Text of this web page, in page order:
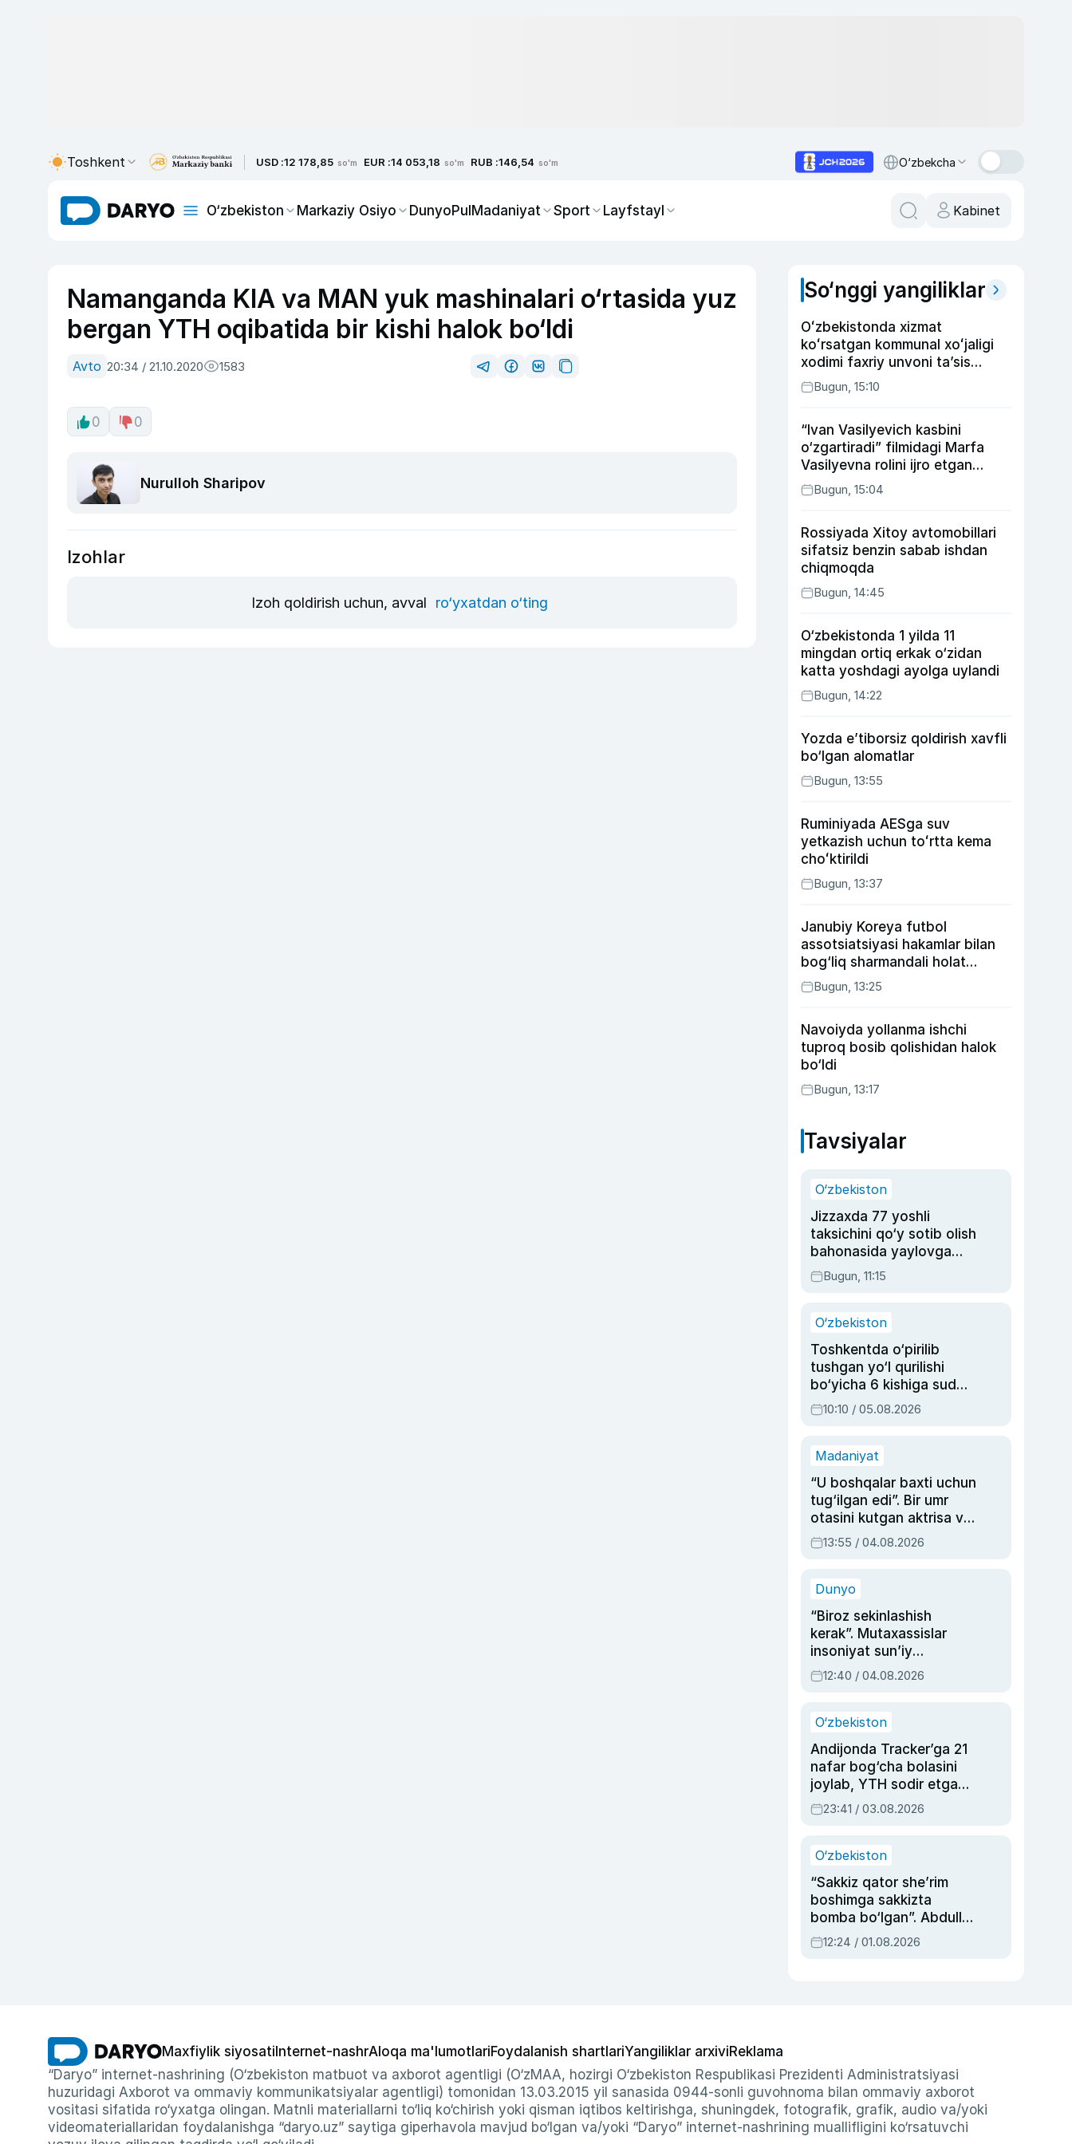
Toshkent USD :12 178,85 so'm EUR :14 053,18 so'm RUB :146,54 so'm O‘zbekcha
O‘zbekiston Markaziy Osiyo DunyoPulMadaniyat Sport Layfstayl Kabinet
Namanganda KIA va MAN yuk mashinalari o‘rtasida yuz
bergan YTH oqibatida bir kishi halok bo‘ldi
Avto 20:34 / 21.10.2020 1583
0 0
Nurulloh Sharipov
Izohlar
Izoh qoldirish uchun, avval ro‘yxatdan o‘ting
So‘nggi yangiliklar
Oʻzbekistonda xizmat
koʻrsatgan kommunal xoʻjaligi
xodimi faxriy unvoni taʼsis
etilishi mumkin
Bugun, 15:10
“Ivan Vasilyevich kasbini
o‘zgartiradi” filmidagi Marfa
Vasilyevna rolini ijro etgan
aktrisaning taqdiri qanday
kechdi?
Bugun, 15:04
Rossiyada Xitoy avtomobillari
sifatsiz benzin sabab ishdan
chiqmoqda
Bugun, 14:45
O‘zbekistonda 1 yilda 11
mingdan ortiq erkak o‘zidan
katta yoshdagi ayolga uylandi
Bugun, 14:22
Yozda e’tiborsiz qoldirish xavfli
bo‘lgan alomatlar
Bugun, 13:55
Ruminiyada AESga suv
yetkazish uchun toʻrtta kema
choʻktirildi
Bugun, 13:37
Janubiy Koreya futbol
assotsiatsiyasi hakamlar bilan
bog‘liq sharmandali holat
bo‘yicha bayonot berdi
Bugun, 13:25
Navoiyda yollanma ishchi
tuproq bosib qolishidan halok
bo‘ldi
Bugun, 13:17
Tavsiyalar
O‘zbekiston
Jizzaxda 77 yoshli
taksichini qo‘y sotib olish
bahonasida yaylovga
olib borib o‘ldirgan yigit
20 yilga qamaldi
Bugun, 11:15
O‘zbekiston
Toshkentda o‘pirilib
tushgan yo‘l qurilishi
bo‘yicha 6 kishiga sud
hukmi o‘qildi
10:10 / 05.08.2026
Madaniyat
“U boshqalar baxti uchun
tug‘ilgan edi”. Bir umr
otasini kutgan aktrisa va
dublyaj ustasi Rimma
Ahmedovaning
13:55 / 04.08.2026
Dunyo
“Biroz sekinlashish
kerak”. Mutaxassislar
insoniyat sun’iy
intellektni boshqara
olmay qolishidan xavotir
12:40 / 04.08.2026
O‘zbekiston
Andijonda Tracker’ga 21
nafar bog‘cha bolasini
joylab, YTH sodir etgan
ayolga sud hukmi o‘qildi
23:41 / 03.08.2026
O‘zbekiston
“Sakkiz qator she’rim
boshimga sakkizta
bomba bo‘lgan”. Abdulla
Oripovni siyosiy
ayblovlardan asrab
12:24 / 01.08.2026
Maxfiylik siyosati Internet-nashrAloqa ma'lumotlariFoydalanish shartlariYangiliklar arxiviReklama
“Daryo” internet-nashrining (O‘zbekiston matbuot va axborot agentligi (O‘zMAA, hozirgi O‘zbekiston Respublikasi Prezidenti Administratsiyasi
huzuridagi Axborot va ommaviy kommunikatsiyalar agentligi) tomonidan 13.03.2015 yil sanasida 0944-sonli guvohnoma bilan ommaviy axborot
vositasi sifatida ro‘yxatga olingan. Matnli materiallarni to‘liq ko‘chirish yoki qisman iqtibos keltirishga, shuningdek, fotografik, grafik, audio va/yoki
videomateriallaridan foydalanishga “daryo.uz” saytiga giperhavola mavjud bo‘lgan va/yoki “Daryo” internet-nashrining muallifligini ko‘rsatuvchi